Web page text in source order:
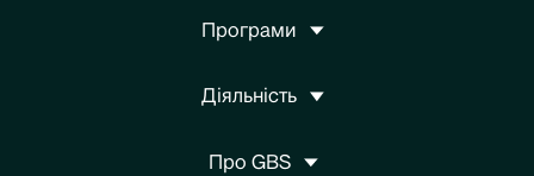
Програми
Діяльність
Про GBS